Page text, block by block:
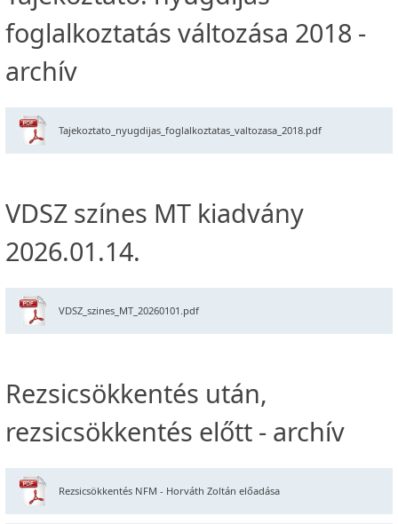
foglalkoztatás változása 2018 -
archív
Tajekoztato_nyugdijas_foglalkoztatas_valtozasa_2018.pdf
VDSZ színes MT kiadvány
2026.01.14.
VDSZ_szines_MT_20260101.pdf
Rezsicsökkentés után,
rezsicsökkentés előtt - archív
Rezsicsökkentés NFM - Horváth Zoltán előadása